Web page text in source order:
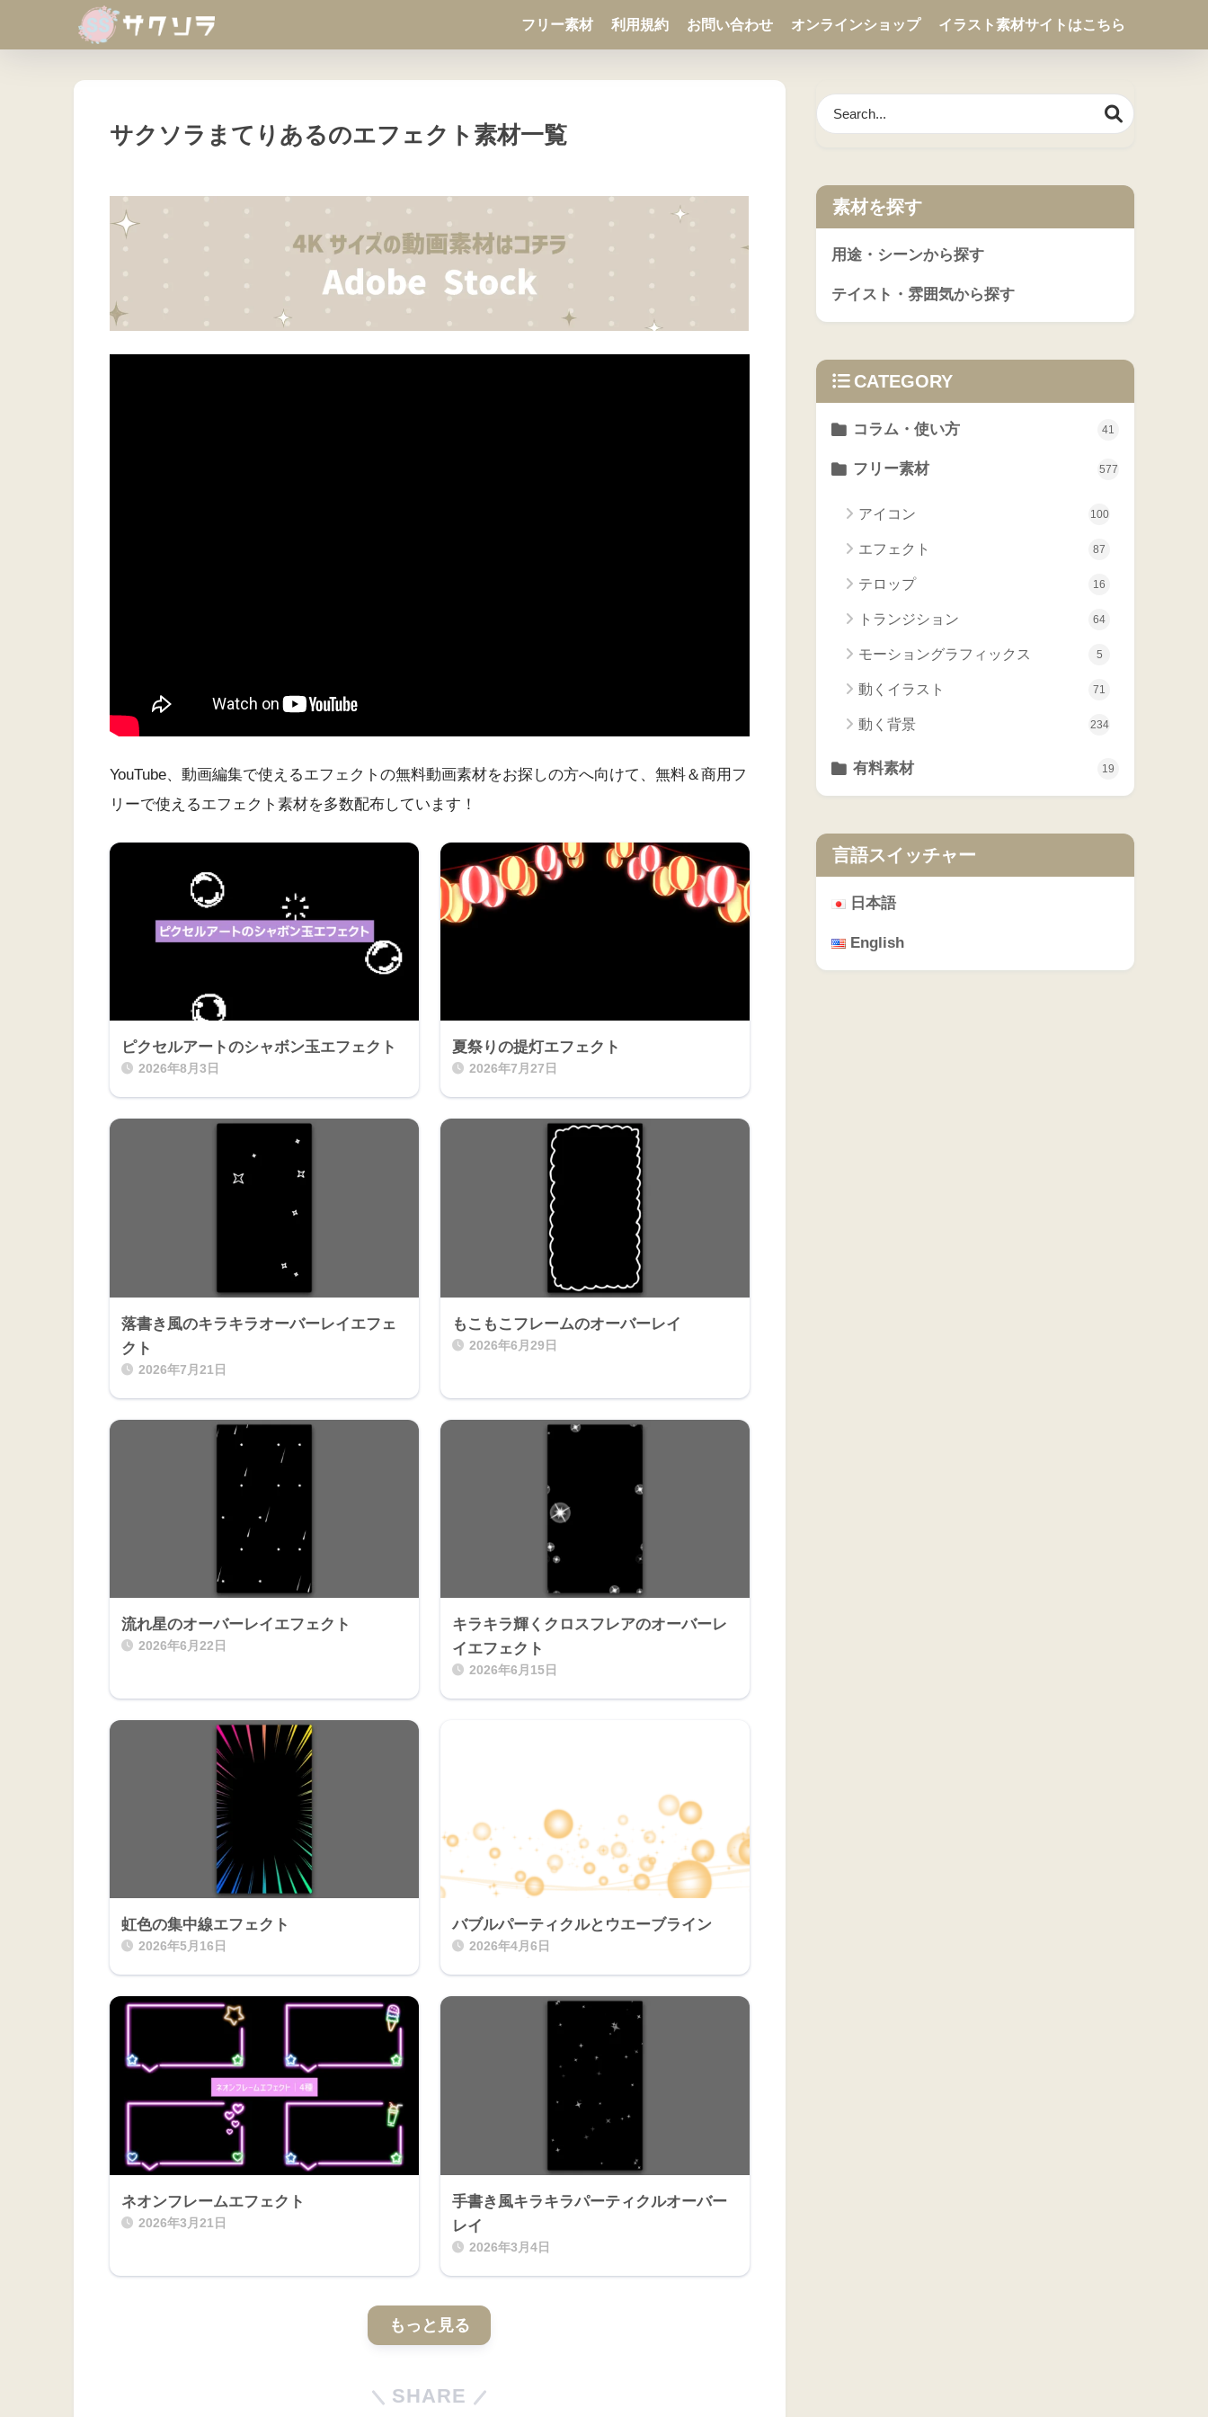
フリー素材 利用規約 お問い合わせ オンラインショップ イラスト素材サイトはこちら
サクソラまてりあるのエフェクト素材一覧
YouTube、動画編集で使えるエフェクトの無料動画素材をお探しの方へ向けて、無料＆商用フ
リーで使えるエフェクト素材を多数配布しています！
ピクセルアートのシャボン玉エフェクト
2026年8月3日
夏祭りの提灯エフェクト
2026年7月27日
落書き風のキラキラオーバーレイエフェ
クト
2026年7月21日
もこもこフレームのオーバーレイ
2026年6月29日
流れ星のオーバーレイエフェクト
2026年6月22日
キラキラ輝くクロスフレアのオーバーレ
イエフェクト
2026年6月15日
虹色の集中線エフェクト
2026年5月16日
バブルパーティクルとウエーブライン
2026年4月6日
ネオンフレームエフェクト
2026年3月21日
手書き風キラキラパーティクルオーバー
レイ
2026年3月4日
もっと見る
SHARE
素材を探す
用途・シーンから探す
テイスト・雰囲気から探す
CATEGORY
コラム・使い方 41
フリー素材 577
アイコン 100
エフェクト 87
テロップ 16
トランジション 64
モーショングラフィックス 5
動くイラスト 71
動く背景 234
有料素材 19
言語スイッチャー
日本語
English